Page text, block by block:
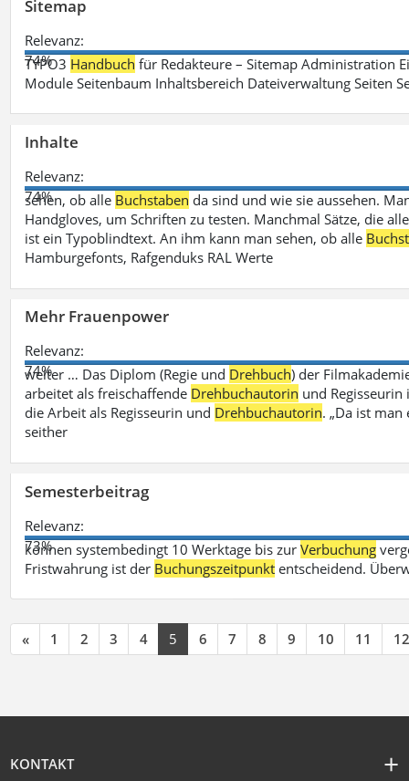
Sitemap
Relevanz:
74%
TYPO3 Handbuch für Redakteure – Sitemap Administration
Module Seitenbaum Inhaltsbereich Dateiverwaltung Seiten
Inhalte
Relevanz:
74%
sehen, ob alle Buchstaben da sind und wie sie aussehen.
Handgloves, um Schriften zu testen. Manchmal Sätze, die
ist ein Typoblindtext. An ihm kann man sehen, ob alle
Hamburgefonts, Rafgenduks RAL Werte
Mehr Frauenpower
Relevanz:
74%
weiter … Das Diplom (Regie und Drehbuch) der
arbeitet als freischaffende Drehbuchautorin und
die Arbeit als Regisseurin und Drehbuchautorin. „Da ist
seither
Semesterbeitrag
Relevanz:
73%
können systembedingt 10 Werktage bis zurVerbuchung
Fristwahrung ist der Buchungszeitpunkt entscheidend.
« 1 2 3 4 5 6 7 8 9 10 11 12
KONTAKT